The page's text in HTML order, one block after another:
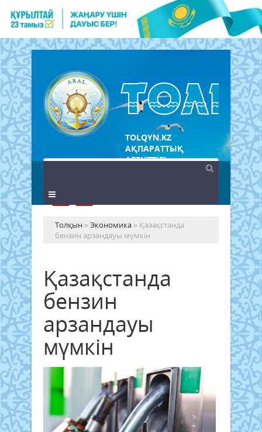
TOLQYN.KZ
АҚПАРАТТЫҚ
АГЕНТТІГІ
Толқын »Экономика » Қазақстанда
бензин арзандауы мүмкін
Қазақстанда
бензин
арзандауы
мүмкін